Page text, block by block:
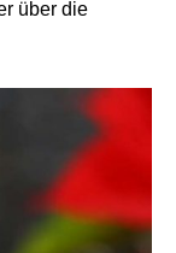
über die